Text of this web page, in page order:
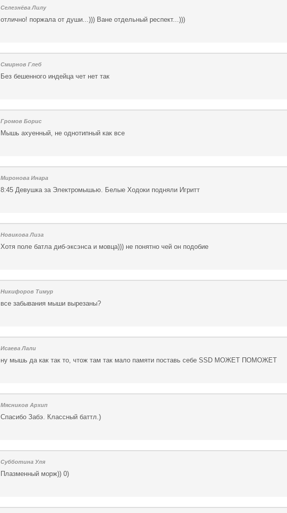
Селезнёва Лилу
отлично! поржала от души...))) Ване отдельный респект...)))
Смирнов Глеб
Без бешенного индейца чет нет так
Громов Борис
Мышь ахуенный, не однотипный как все
Миронова Инара
8:45 Девушка за Электромышью. Белые Ходоки подняли Игритт
Новикова Лиза
Хотя поле батла диб-эксэнса и мовца))) не понятно чей он подобие
Никифоров Тимур
все забывания мыши вырезаны?
Исаева Лали
ну мышь да как так то, чтож там так мало памяти поставь себе SSD МОЖЕТ ПОМОЖЕТ
Мясников Архип
Спасибо Забэ. Классный баттл.)
Субботина Уля
Плазменный морж)) 0)